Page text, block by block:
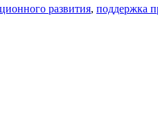
развития, поддержка